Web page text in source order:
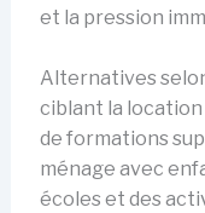
et la pression
Alternatives
ciblant la
de formations
ménage avec
écoles et des